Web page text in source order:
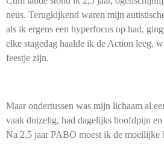
neus. Terugkijkend waren mijn
als ik ergens een hyperfocus op had,
elke stagedag haalde ik de Action leeg,
feestje zijn.
Maar ondertussen was mijn lichaam al
vaak duizelig, had dagelijks hoofdpijn
Na 2,5 jaar PABO moest ik de moeilijke